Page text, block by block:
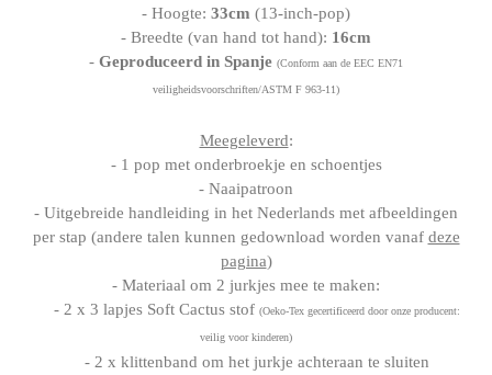
- Hoogte: 33cm (13-inch-pop)
- Breedte (van hand tot hand): 16cm
- Geproduceerd in Spanje (Conform aan de EEC EN71
veiligheidsvoorschriften/ASTM F 963-11)
Meegeleverd:
- 1 pop met onderbroekje en schoentjes
- Naaipatroon
- Uitgebreide handleiding in het Nederlands met afbeeldingen
per stap (andere talen kunnen gedownload worden vanaf deze
pagina)
- Materiaal om 2 jurkjes mee te maken:
- 2 x 3 lapjes Soft Cactus stof (Oeko-Tex gecertificeerd door onze producent:
veilig voor kinderen)
- 2 x klittenband om het jurkje achteraan te sluiten